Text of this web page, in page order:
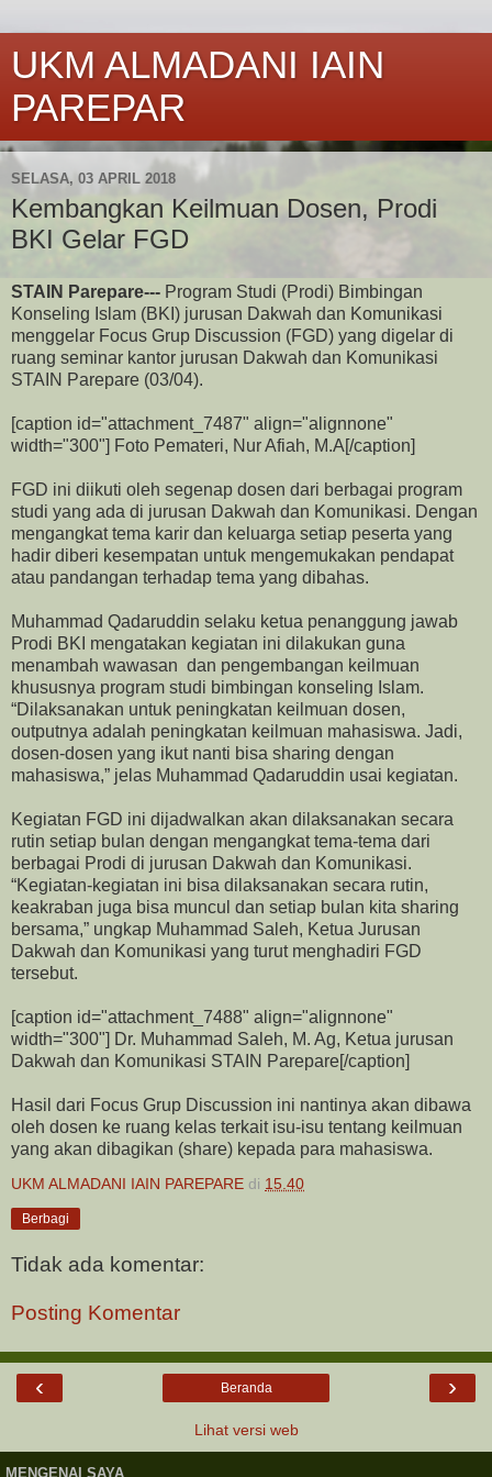
UKM ALMADANI IAIN
PAREPAR
SELASA, 03 APRIL 2018
Kembangkan Keilmuan Dosen, Prodi
BKI Gelar FGD
STAIN Parepare--- Program Studi (Prodi) Bimbingan
Konseling Islam (BKI) jurusan Dakwah dan Komunikasi
menggelar Focus Grup Discussion (FGD) yang digelar di
ruang seminar kantor jurusan Dakwah dan Komunikasi
STAIN Parepare (03/04).
[caption id="attachment_7487" align="alignnone"
width="300"] Foto Pemateri, Nur Afiah, M.A[/caption]
FGD ini diikuti oleh segenap dosen dari berbagai program
studi yang ada di jurusan Dakwah dan Komunikasi. Dengan
mengangkat tema karir dan keluarga setiap peserta yang
hadir diberi kesempatan untuk mengemukakan pendapat
atau pandangan terhadap tema yang dibahas.
Muhammad Qadaruddin selaku ketua penanggung jawab
Prodi BKI mengatakan kegiatan ini dilakukan guna
menambah wawasan dan pengembangan keilmuan
khususnya program studi bimbingan konseling Islam.
“Dilaksanakan untuk peningkatan keilmuan dosen,
outputnya adalah peningkatan keilmuan mahasiswa. Jadi,
dosen-dosen yang ikut nanti bisa sharing dengan
mahasiswa,” jelas Muhammad Qadaruddin usai kegiatan.
Kegiatan FGD ini dijadwalkan akan dilaksanakan secara
rutin setiap bulan dengan mengangkat tema-tema dari
berbagai Prodi di jurusan Dakwah dan Komunikasi.
“Kegiatan-kegiatan ini bisa dilaksanakan secara rutin,
keakraban juga bisa muncul dan setiap bulan kita sharing
bersama,” ungkap Muhammad Saleh, Ketua Jurusan
Dakwah dan Komunikasi yang turut menghadiri FGD
tersebut.
[caption id="attachment_7488" align="alignnone"
width="300"] Dr. Muhammad Saleh, M. Ag, Ketua jurusan
Dakwah dan Komunikasi STAIN Parepare[/caption]
Hasil dari Focus Grup Discussion ini nantinya akan dibawa
oleh dosen ke ruang kelas terkait isu-isu tentang keilmuan
yang akan dibagikan (share) kepada para mahasiswa.
UKM ALMADANI IAIN PAREPARE di 15.40
Berbagi
Tidak ada komentar:
Posting Komentar
‹ ›
Beranda
Lihat versi web
MENGENAI SAYA